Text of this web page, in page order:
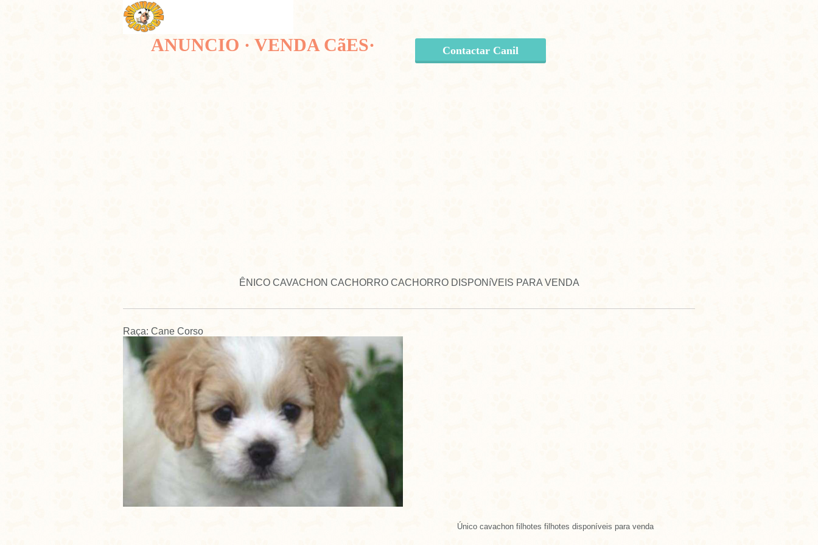
ANUNCIO · VENDA CãES· Contactar Canil
ÊNICO CAVACHON CACHORRO CACHORRO DISPONíVEIS PARA VENDA
Raça: Cane Corso
Único cavachon filhotes filhotes disponíveis para venda